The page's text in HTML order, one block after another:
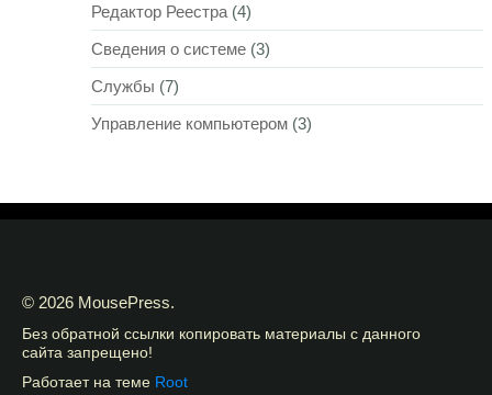
Редактор Реестра (4)
Сведения о системе (3)
Службы (7)
Управление компьютером (3)
© 2026 MousePress.
Без обратной ссылки копировать материалы с данного
сайта запрещено!
Работает на теме Root